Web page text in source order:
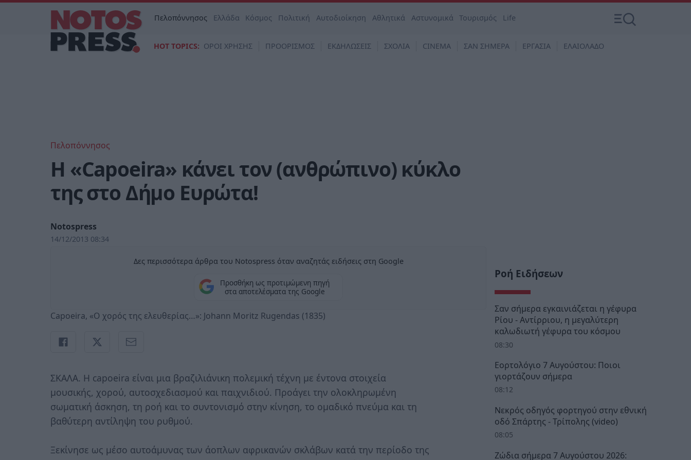
Πελοπόννησος Ελλάδα Κόσμος Πολιτική Αυτοδιοίκηση Αθλητικά Αστυνομικά Τουρισμός Life
HOT TOPICS: ΟΡΟΙ ΧΡΗΣΗΣ ΠΡΟΟΡΙΣΜΟΣ ΕΚΔΗΛΩΣΕΙΣ ΣΧΟΛΙΑ CINEMA ΣΑΝ ΣΗΜΕΡΑ ΕΡΓΑΣΙΑ ΕΛΑΙΟΛΑΔΟ
Πελοπόννησος
Η «Capoeira» κάνει τον (ανθρώπινο) κύκλο
της στο Δήμο Ευρώτα!
Notospress
14/12/2013 08:34
Δες περισσότερα άρθρα του Notospress όταν αναζητάς ειδήσεις στη Google
Προσθήκη ως προτιμώμενη πηγή
στα αποτελέσματα της Google
Capoeira, «Ο χορός της ελευθερίας…»: Johann Moritz Rugendas (1835)
ΣΚΑΛΑ. H capoeira είναι μια βραζιλιάνικη πολεμική τέχνη με έντονα στοιχεία
μουσικής, χορού, αυτοσχεδιασμού και παιχνιδιού. Προάγει την ολοκληρωμένη
σωματική άσκηση, τη ροή και το συντονισμό στην κίνηση, το ομαδικό πνεύμα και τη
βαθύτερη αντίληψη του ρυθμού.
Ξεκίνησε ως μέσο αυτοάμυνας των άοπλων αφρικανών σκλάβων κατά την περίοδο της
Ροή Ειδήσεων
Σαν σήμερα εγκαινιάζεται η γέφυρα
Ρίου - Αντίρριου, η μεγαλύτερη
καλωδιωτή γέφυρα του κόσμου
08:30
Εορτολόγιο 7 Αυγούστου: Ποιοι
γιορτάζουν σήμερα
08:12
Νεκρός οδηγός φορτηγού στην εθνική
οδό Σπάρτης - Τρίπολης (video)
08:05
Ζώδια σήμερα 7 Αυγούστου 2026: